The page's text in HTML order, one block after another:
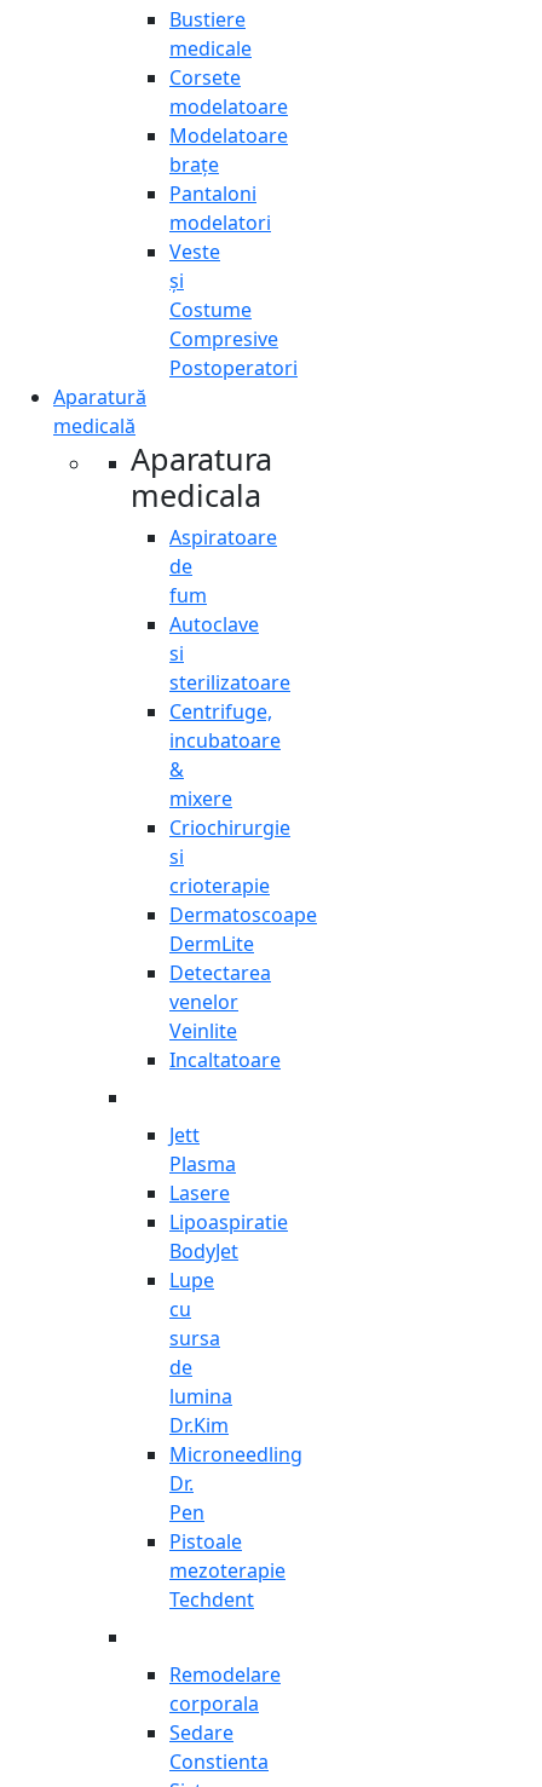
Bustiere
medicale
Corsete
modelatoare
Modelatoare
brațe
Pantaloni
modelatori
Veste
și
Costume
Compresive
Postoperatori
Aparatură
medicală
Aparatura
medicala
Aspiratoare
de
fum
Autoclave
si
sterilizatoare
Centrifuge,
incubatoare
&
mixere
Criochirurgie
si
crioterapie
Dermatoscoape
DermLite
Detectarea
venelor
Veinlite
Incaltatoare
Jett
Plasma
Lasere
Lipoaspiratie
BodyJet
Lupe
cu
sursa
de
lumina
Dr.Kim
Microneedling
Dr.
Pen
Pistoale
mezoterapie
Techdent
Remodelare
corporala
Sedare
Constienta